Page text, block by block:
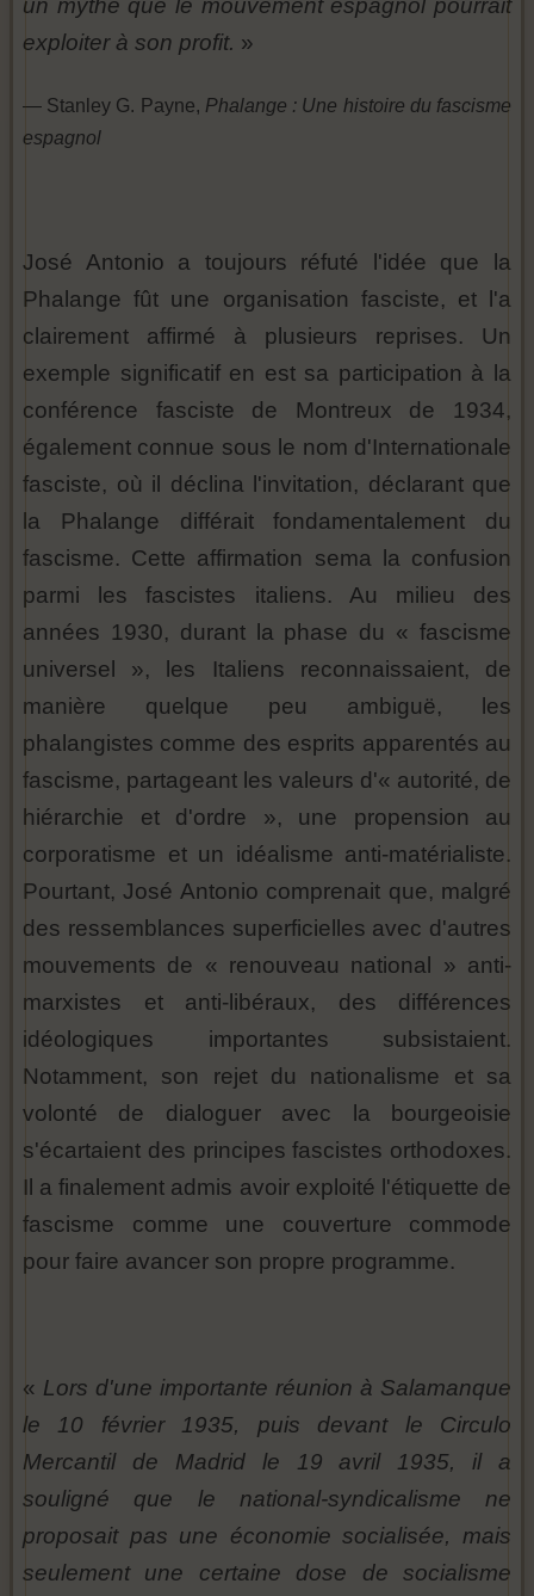
un mythe que le mouvement espagnol pourrait
exploiter à son profit. »
— Stanley G. Payne, Phalange : Une histoire du fascisme
espagnol
José Antonio a toujours réfuté l'idée que la
Phalange fût une organisation fasciste, et l'a
clairement affirmé à plusieurs reprises. Un
exemple significatif en est sa participation à la
conférence fasciste de Montreux de 1934,
également connue sous le nom d'Internationale
fasciste, où il déclina l'invitation, déclarant que
la Phalange différait fondamentalement du
fascisme. Cette affirmation sema la confusion
parmi les fascistes italiens. Au milieu des
années 1930, durant la phase du « fascisme
universel », les Italiens reconnaissaient, de
manière quelque peu ambiguë, les
phalangistes comme des esprits apparentés au
fascisme, partageant les valeurs d'« autorité, de
hiérarchie et d'ordre », une propension au
corporatisme et un idéalisme anti-matérialiste.
Pourtant, José Antonio comprenait que, malgré
des ressemblances superficielles avec d'autres
mouvements de « renouveau national » anti-
marxistes et anti-libéraux, des différences
idéologiques importantes subsistaient.
Notamment, son rejet du nationalisme et sa
volonté de dialoguer avec la bourgeoisie
s'écartaient des principes fascistes orthodoxes.
Il a finalement admis avoir exploité l'étiquette de
fascisme comme une couverture commode
pour faire avancer son propre programme.
« Lors d'une importante réunion à Salamanque
le 10 février 1935, puis devant le Circulo
Mercantil de Madrid le 19 avril 1935, il a
souligné que le national-syndicalisme ne
proposait pas une économie socialisée, mais
seulement une certaine dose de socialisme